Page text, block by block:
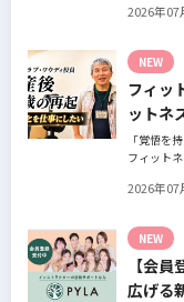
そんな風
さん。選
行動とは？
2026年07
NEW
フィッ
ットネ
立～
「覚悟を
フィット
たパーソ
フィット
する仕組
との絆を
2026年07
NEW
【会
広げる